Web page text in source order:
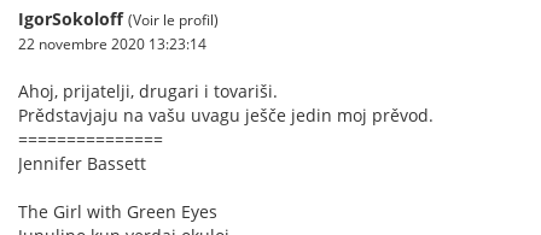
IgorSokoloff (Voir le profil)
22 novembre 2020 13:23:14
Ahoj, prijatelji, drugari i tovariši.
Prědstavjaju na vašu uvagu ješče jedin moj prěvod.
===============
Jennifer Bassett
The Girl with Green Eyes